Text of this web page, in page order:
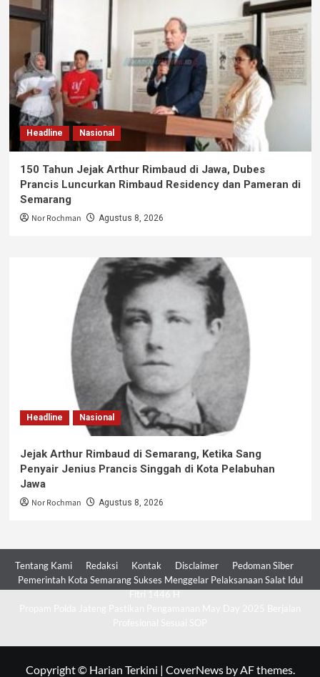
Headline Nasional
150 Tahun Jejak Arthur Rimbaud di Jawa, Dubes
Prancis Luncurkan Rimbaud Residency dan Pameran di
Semarang
Nor Rochman Agustus 8, 2026
Headline Nasional
Jejak Arthur Rimbaud di Semarang, Ketika Sang
Penyair Jenius Prancis Singgah di Kota Pelabuhan
Jawa
Nor Rochman Agustus 8, 2026
Tentang Kami Redaksi Kontak Disclaimer
Pedoman Siber
Pemerintah Kota Semarang Sukses Menggelar Pelaksanaan Salat Idul
Copyright © Harian Terkini | CoverNewsby AF themes.